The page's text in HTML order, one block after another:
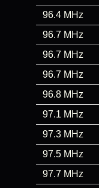
96.4 MHz
96.7 MHz
96.7 MHz
96.7 MHz
96.8 MHz
97.1 MHz
97.3 MHz
97.5 MHz
97.7 MHz